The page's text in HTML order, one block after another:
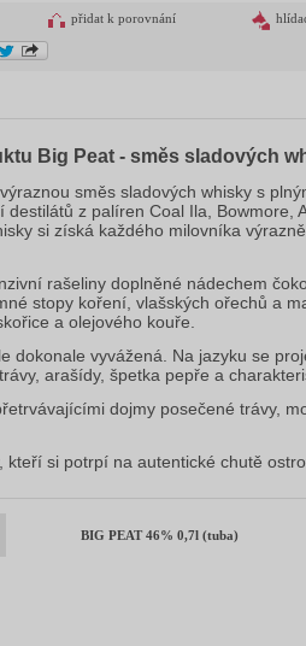
přidat k porovnání
Big Peat - směs sladových
směs sladových whisky s
destilátů z palíren Coal Ila, Bowmore,
si získá každého milovníka
rašeliny doplněné nádechem
stopy koření, vlašských ořechů a
a olejového kouře.
dokonale vyvážená. Na jazyku se
arašídy, špetka pepře a
dojmy posečené trávy,
kteří si potrpí na autentické chutě
BIG PEAT 46% 0,7l (tuba)